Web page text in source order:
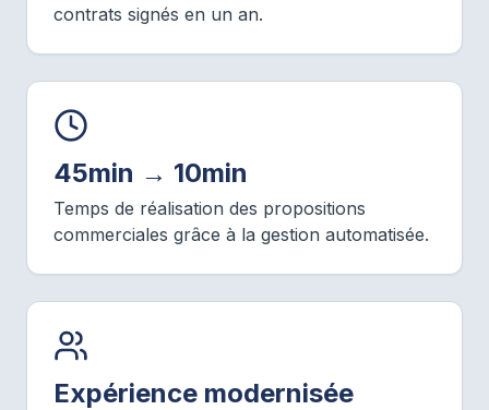
contrats signés en un an.
45min → 10min
Temps de réalisation des propositions
commerciales grâce à la gestion automatisée.
Expérience modernisée